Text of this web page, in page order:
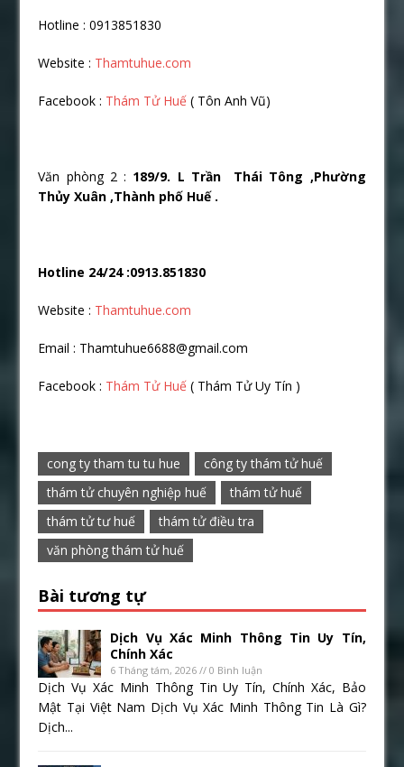
Hotline : 0913851830
Website : Thamtuhue.com
Facebook : Thám Tử Huế ( Tôn Anh Vũ)
Văn phòng 2 : 189/9. L Trần Thái Tông ,Phường
Thủy Xuân ,Thành phố Huế .
Hotline 24/24 :0913.851830
Website : Thamtuhue.com
Email : Thamtuhue6688@gmail.com
Facebook : Thám Tử Huế ( Thám Tử Uy Tín )
cong ty tham tu tu hue
công ty thám tử huế
thám tử chuyên nghiệp huế
thám tử huế
thám tử tư huế
thám tử điều tra
văn phòng thám tử huế
Bài tương tự
Dịch Vụ Xác Minh Thông Tin Uy Tín,
Chính Xác
6 Tháng tám, 2026 // 0 Bình luận
Dịch Vụ Xác Minh Thông Tin Uy Tín, Chính Xác, Bảo
Mật Tại Việt Nam Dịch Vụ Xác Minh Thông Tin Là Gì?
Dịch...